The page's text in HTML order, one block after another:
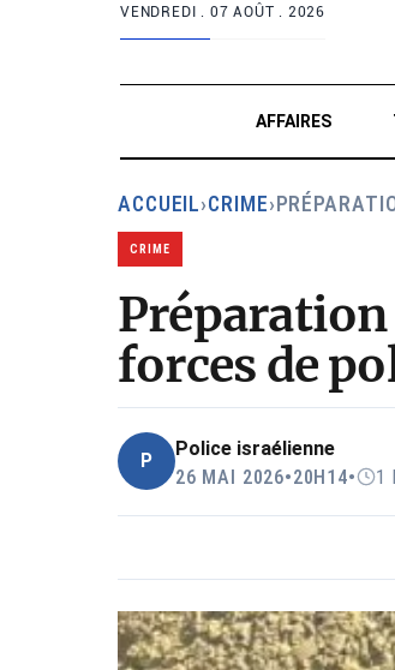
VENDREDI . 07 AOÛT . 2026
AFFAIRES
ACCUEIL›CRIME›
CRIME
Préparation
forces de
P
Police israélienne
26 MAI 2026•20H14• 1